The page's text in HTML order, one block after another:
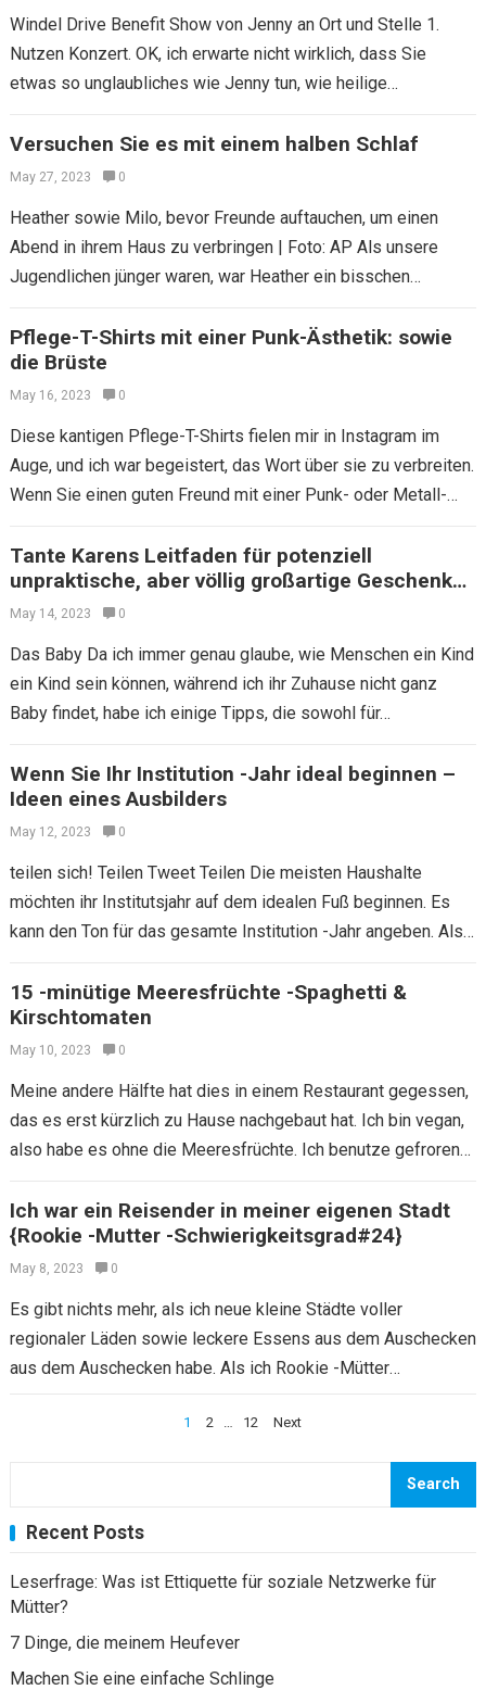
Windel Drive Benefit Show von Jenny an Ort und Stelle 1.
Nutzen Konzert. OK, ich erwarte nicht wirklich, dass Sie
etwas so unglaubliches wie Jenny tun, wie heilige
Versuchen Sie es mit einem halben Schlaf
May 27, 2023 0
Heather sowie Milo, bevor Freunde auftauchen, um einen
Abend in ihrem Haus zu verbringen | Foto: AP Als unsere
Jugendlichen jünger waren, war Heather ein bisschen
Pflege-T-Shirts mit einer Punk-Ästhetik: sowie
die Brüste
May 16, 2023 0
Diese kantigen Pflege-T-Shirts fielen mir in Instagram im
Auge, und ich war begeistert, das Wort über sie zu verbreiten.
Wenn Sie einen guten Freund mit einer Punk- oder Metall-
Tante Karens Leitfaden für potenziell
unpraktische, aber völlig großartige Geschenke
für Haushalte
May 14, 2023 0
Das Baby Da ich immer genau glaube, wie Menschen ein Kind
ein Kind sein können, während ich ihr Zuhause nicht ganz
Baby findet, habe ich einige Tipps, die sowohl für…
Wenn Sie Ihr Institution -Jahr ideal beginnen –
Ideen eines Ausbilders
May 12, 2023 0
teilen sich! Teilen Tweet Teilen Die meisten Haushalte
möchten ihr Institutsjahr auf dem idealen Fuß beginnen. Es
kann den Ton für das gesamte Institution -Jahr angeben. Als
15 -minütige Meeresfrüchte -Spaghetti &
Kirschtomaten
May 10, 2023 0
Meine andere Hälfte hat dies in einem Restaurant gegessen,
das es erst kürzlich zu Hause nachgebaut hat. Ich bin vegan,
also habe es ohne die Meeresfrüchte. Ich benutze gefrorene
Ich war ein Reisender in meiner eigenen Stadt
{Rookie -Mutter -Schwierigkeitsgrad#24}
May 8, 2023 0
Es gibt nichts mehr, als ich neue kleine Städte voller
regionaler Läden sowie leckere Essens aus dem Auschecken
aus dem Auschecken habe. Als ich Rookie -Mütter
1 2 … 12 Next
Search
Recent Posts
Leserfrage: Was ist Ettiquette für soziale Netzwerke für
Mütter?
7 Dinge, die meinem Heufever
Machen Sie eine einfache Schlinge